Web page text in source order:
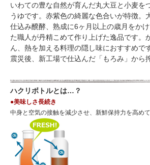
いわての豊な自然が育んだ丸大豆と小麦を
うゆです。赤紫色の綺麗な色合いが特徴。
仕込み醗酵、熟成に6ヶ月以上の歳月をか
た職人が丹精こめて作り上げた逸品です。
ん、熱を加える料理の隠し味におすすめで
震災後、新工場で仕込んだ「もろみ」から
ハクリボトルとは…？
●美味しさ長続き
中身と空気の接触を減少させ、新鮮保持力を高めて